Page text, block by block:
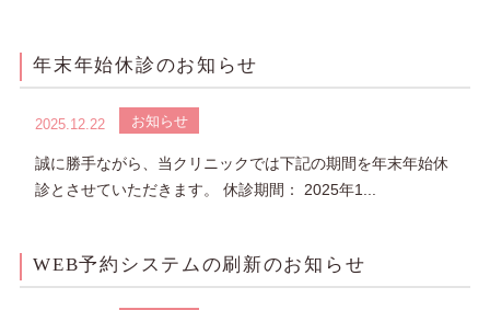
年末年始休診のお知らせ
2025.12.22 お知らせ
誠に勝手ながら、当クリニックでは下記の期間を年末年始休
診とさせていただきます。 休診期間： 2025年1...
WEB予約システムの刷新のお知らせ